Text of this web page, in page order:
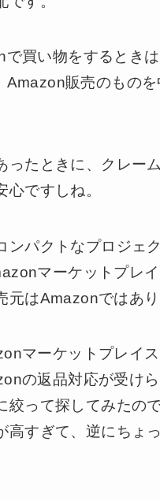
買い物をするときは
Amazon販売のものを
ったときに、クレー
心ですしね。
ンパクトなプロジェク
マーケットプレ
元はAmazonではあり
マーケットプレイ
の返品対応が受け
絞って探してみたの
高すぎて、逆にちょ